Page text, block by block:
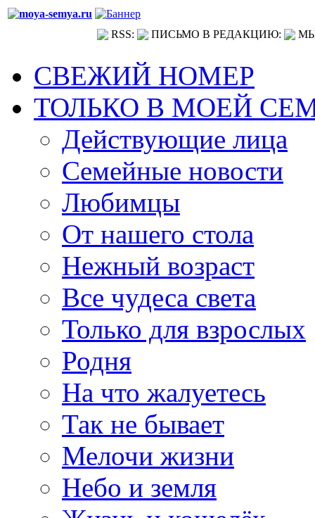
RSS: ПИСЬМО В РЕДАКЦИЮ:
СВЕЖИЙ НОМЕР
ТОЛЬКО В МОЕЙ
Действующие лица
Семейные новости
Любимцы
От нашего стола
Нежный возраст
Все чудеса света
Только для взрослых
Родня
На что жалуетесь
Так не бывает
Мелочи жизни
Небо и земля